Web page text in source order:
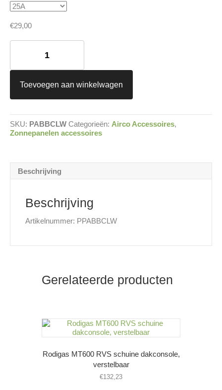
€29,00
ABB
Werkschakelaar
aantal
Toevoegen aan winkelwagen
SKU: PABBCLW Categorieën: Airco Accessoires,
Zonnepanelen accessoires
Beschrijving
Beschrijving
Artikelnummer: PPABBCLW
Gerelateerde producten
Rodigas MT600 RVS schuine dakconsole,
verstelbaar
€132,23